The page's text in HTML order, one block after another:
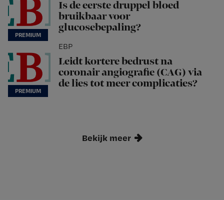
Is de eerste druppel bloed
bruikbaar voor
glucosebepaling?
EBP
Leidt kortere bedrust na
coronair angiografie (CAG) via
de lies tot meer complicaties?
Bekijk meer